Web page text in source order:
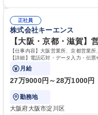
平均100件前後■メール・手紙：同上40件前後 募集
相談室】お客様のお声をもとに
すのでご安心ください。 【当
う会社として、お客様との出会
を込めてコミュニケーション
す。 学歴・資格 学歴：大学院 大学 高専 短大 専修学校 高校 語学力： 資
格：
正社員
株式会社キーエンス
【大阪・京都・滋賀
【仕事内容】大阪営業所、京都営業
【詳細】電話応対・データ入力・伝
で発生する事務業務や業務改善をお任
月給
27万9000円～28万1000円
勤務地
大阪府大阪市淀川区